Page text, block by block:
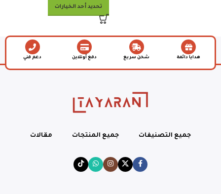
تحديد أحد الخيارات
هدايا دائمة شحن سريع دفع أونلاين دعم فني
جميع التصنيفات جميع المنتجات مقالات